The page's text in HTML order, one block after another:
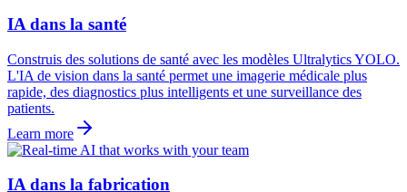
IA dans la santé
Construis des solutions de santé avec les modèles Ultralytics YOLO.
L'IA de vision dans la santé permet une imagerie médicale plus
rapide, des diagnostics plus intelligents et une surveillance des
patients.
Learn more
IA dans la fabrication